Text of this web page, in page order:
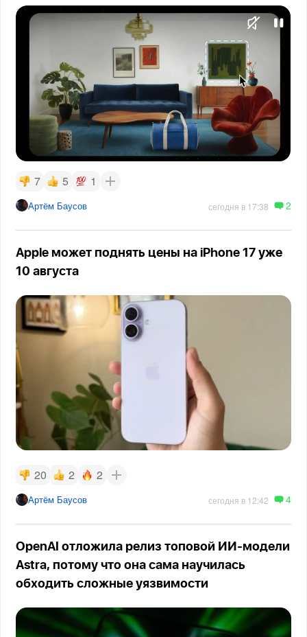
7 5 1
Артём Баусов сегодня в 17:38 2
Apple может поднять цены на iPhone 17 уже
10 августа
20 2 2
Артём Баусов сегодня в 12:42 4
OpenAI отложила релиз топовой ИИ-модели
Astra, потому что она сама научилась
обходить сложные уязвимости